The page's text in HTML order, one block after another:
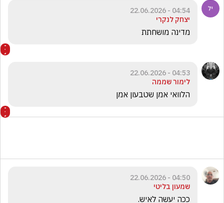
04:54 - 22.06.2026
יצחק לנקרי
מדינה מושחתת
04:53 - 22.06.2026
לימור שממה
הלוואי אמן שטבעון אמן
04:50 - 22.06.2026
שמעון בליטי
ככה יעשה לאיש.